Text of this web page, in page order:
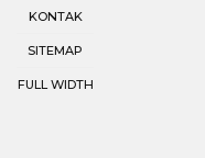
KONTAK
SITEMAP
FULL WIDTH